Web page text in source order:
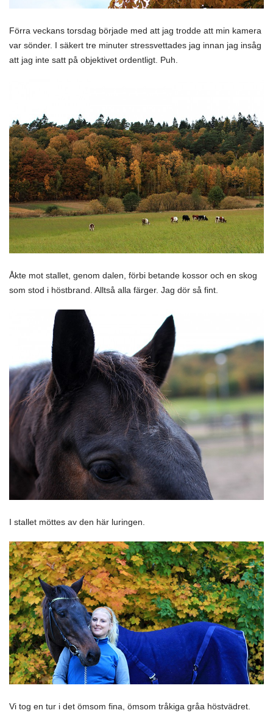
Förra veckans torsdag började med att jag trodde att min kamera
var sönder. I säkert tre minuter stressvettades jag innan jag insåg
att jag inte satt på objektivet ordentligt. Puh.
Åkte mot stallet, genom dalen, förbi betande kossor och en skog
som stod i höstbrand. Alltså alla färger. Jag dör så fint.
I stallet möttes av den här luringen.
Vi tog en tur i det ömsom fina, ömsom tråkiga gråa höstvädret.